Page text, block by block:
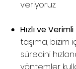
veriyoruz.
Hızlı ve
taşıma, bizim
sürecini